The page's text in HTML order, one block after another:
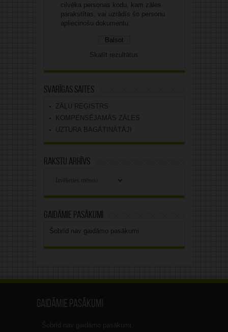
cilvēka personas kodu, kam zāles
parakstītas, vai uzrādīs šo personu
apliecinošu dokumentu.
Skatīt rezultātus
Svarīgas saites
ZĀĻU REĢISTRS
KOMPENSĒJAMĀS ZĀLES
UZTURA BAGĀTINĀTĀJI
Rakstu arhīvs
Gaidāmie pasākumi
Šobrīd nav gaidāmo pasākumi.
Gaidāmie pasākumi
Šobrīd nav gaidāmo pasākumi.